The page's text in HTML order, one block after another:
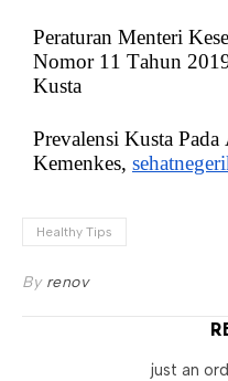
Peraturan Menteri
Nomor 11 Tahun
Kusta
Prevalensi Kusta
Kemenkes,
Healthy Tips
By renov
just an